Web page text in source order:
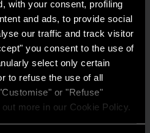
with your consent, profiling
and ads, to provide social
our traffic and track visitor
you consent to the use of
select only certain
to refuse the use of all
or "Refuse"
more in our Cookie Policy.